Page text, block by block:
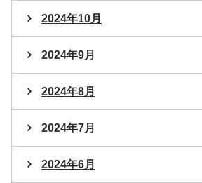
2024年10月
2024年9月
2024年8月
2024年7月
2024年6月